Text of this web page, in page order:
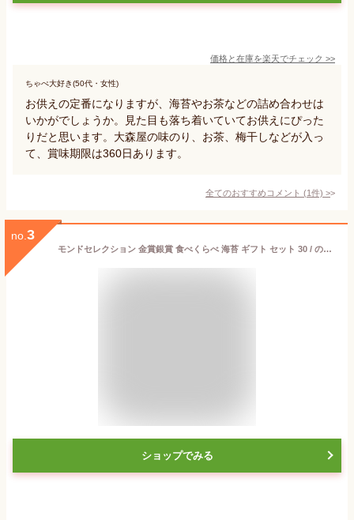
価格と在庫を楽天でチェック >>
ちゃぺ大好き(50代・女性)
お供えの定番になりますが、海苔やお茶などの詰め合わせは
いかがでしょうか。見た目も落ち着いていてお供えにぴった
りだと思います。大森屋の味のり、お茶、梅干しなどが入っ
て、賞味期限は360日あります。
全てのおすすめコメント (1件) >
no. 3
モンドセレクション 金賞銀賞 食べくらべ 海苔 ギフト セット 30 / のり 詰合せ 送料無料 最強配送 | お歳暮 御歳暮 お年賀 御年賀 結婚内祝い 出産内祝い 快気祝い 内祝い お返し お礼の品 誕生日プレゼント 一周忌 法事 お供え物 お供え 香典返し
ショップでみる